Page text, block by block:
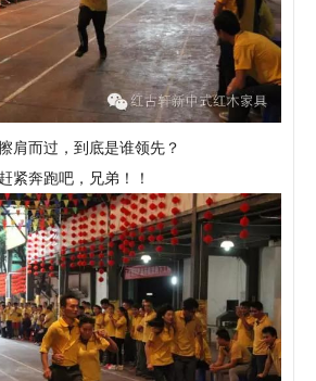
肩而过，到底是谁领先？
赶紧奔跑吧，兄弟！！